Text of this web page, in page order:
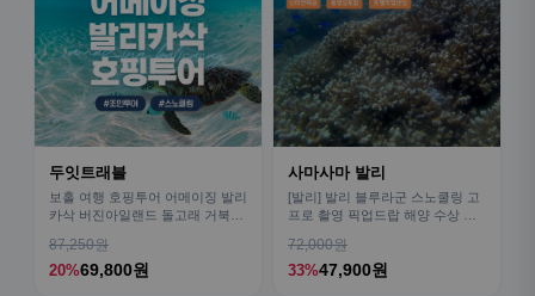
두잇트래블
보홀 여행 호핑투어 어메이징 발리
카삭 버진아일랜드 돌고래 거북이
87,250원
20%69,800원
사마사마 발리
[발리] 발리 블루라군 스노쿨링 고
프로 촬영 픽업드랍 해양 수상 액
72,000원
33%47,900원